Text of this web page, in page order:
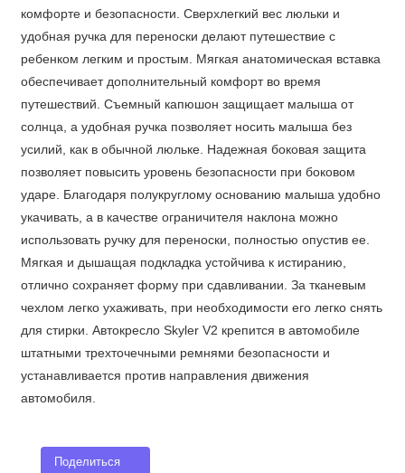
комфорте и безопасности. Сверхлегкий вес люльки и
удобная ручка для переноски делают путешествие с
ребенком легким и простым. Мягкая анатомическая вставка
обеспечивает дополнительный комфорт во время
путешествий. Съемный капюшон защищает малыша от
солнца, а удобная ручка позволяет носить малыша без
усилий, как в обычной люльке. Надежная боковая защита
позволяет повысить уровень безопасности при боковом
ударе. Благодаря полукруглому основанию малыша удобно
укачивать, а в качестве ограничителя наклона можно
использовать ручку для переноски, полностью опустив ее.
Мягкая и дышащая подкладка устойчива к истиранию,
отлично сохраняет форму при сдавливании. За тканевым
чехлом легко ухаживать, при необходимости его легко снять
для стирки. Автокресло Skyler V2 крепится в автомобиле
штатными трехточечными ремнями безопасности и
устанавливается против направления движения
автомобиля.
Поделиться